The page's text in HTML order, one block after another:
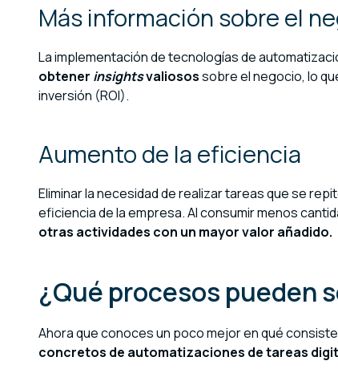
Más información sobre el
La implementación de tecnologías de
obtener insightsvaliosossobre el negocio, lo
inversión (ROI).
Aumento de la eficiencia
Eliminar la necesidad de realizar tareas que se
eficiencia de la empresa. Al consumir menos
otras actividades con un mayor valor añadido.
¿Qué procesos pueden
Ahora que conoces un poco mejor en qué
concretos de automatizaciones de tareas